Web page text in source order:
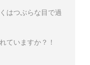
はつぶらな目で過
ていますか？！